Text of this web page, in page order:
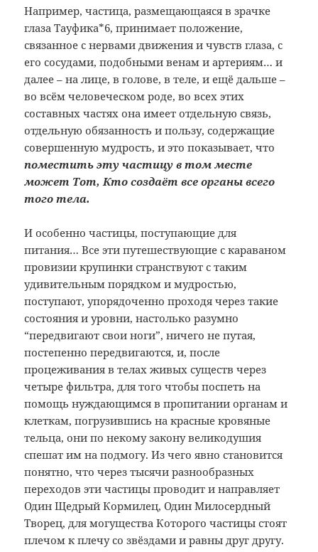
Например, частица, размещающаяся в зрачке
глаза Тауфика*6, принимает положение,
связанное с нервами движения и чувств глаза, с
его сосудами, подобными венам и артериям… и
далее – на лице, в голове, в теле, и ещё дальше –
во всём человеческом роде, во всех этих
составных частях она имеет отдельную связь,
отдельную обязанность и пользу, содержащие
совершенную мудрость, и это показывает, что
поместить эту частицу в том месте
может Тот, Кто создаёт все органы всего
того тела.
И особенно частицы, поступающие для
питания… Все эти путешествующие с караваном
провизии крупинки странствуют с таким
удивительным порядком и мудростью,
поступают, упорядоченно проходя через такие
состояния и уровни, настолько разумно
“передвигают свои ноги”, ничего не путая,
постепенно передвигаются, и, после
процеживания в телах живых существ через
четыре фильтра, для того чтобы поспеть на
помощь нуждающимся в пропитании органам и
клеткам, погрузившись на красные кровяные
тельца, они по некому закону великодушия
спешат им на подмогу. Из чего явно становится
понятно, что через тысячи разнообразных
переходов эти частицы проводит и направляет
Один Щедрый Кормилец, Один Милосердный
Творец, для могущества Которого частицы стоят
плечом к плечу со звёздами и равны друг другу.